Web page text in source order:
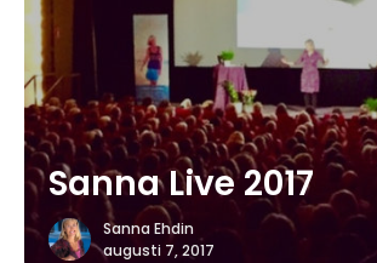
Sanna Live 2017
Sanna Ehdin
augusti 7, 2017